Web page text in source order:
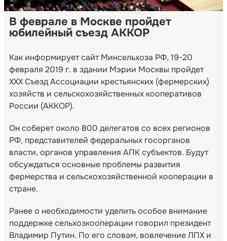
В феврале в Москве пройдет
юбилейный съезд АККОР
Как информирует сайт Минсельхоза РФ, 19-20
февраля 2019 г. в здании Мэрии Москвы пройдет
XXX Съезд Ассоциации крестьянских (фермерских)
хозяйств и сельскохозяйственных кооперативов
России (АККОР).
Он соберет около 800 делегатов со всех регионов
РФ, представителей федеральных госорганов
власти, органов управления АПК субъектов. Будут
обсуждаться основные проблемы развития
фермерства и сельскохозяйственной кооперации в
стране.
Ранее о необходимости уделить особое внимание
поддержке сельхозкооперации говорил президент
Владимир Путин. По его словам, вовлечение ЛПХ и